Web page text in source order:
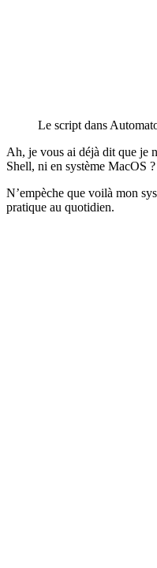
Le script dans
Ah, je vous ai déjà dit que je
Shell, ni en système MacOS ?
N’empèche que voilà mon
pratique au quotidien.